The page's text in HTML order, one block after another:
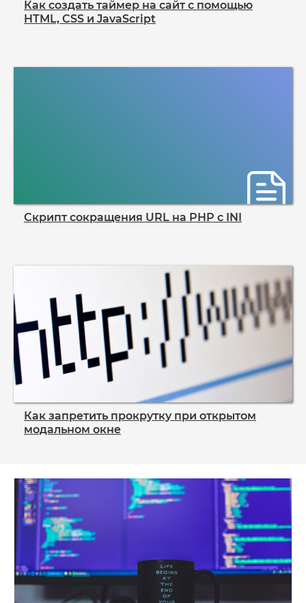
Как создать таймер на сайт с помощью
HTML, CSS и JavaScript
Скрипт сокращения URL на PHP с INI
Как запретить прокрутку при открытом
модальном окне